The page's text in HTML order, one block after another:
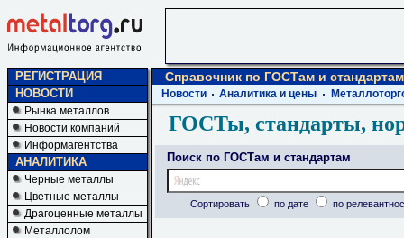
РЕГИСТРАЦИЯ
НОВОСТИ
Рынка металлов
Новости компаний
Информагентства
АНАЛИТИКА
Черные металлы
Цветные металлы
Драгоценные металлы
Металлолом
Справочник по ГОСТам и стандартам
Новости Аналитика и цены
ГОСТы, стандарты,
Поиск по ГОСТам и стандартам
Сортировать по дате по